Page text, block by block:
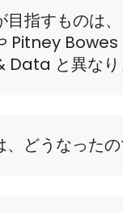
指すものは、
Pitney Bowes
と異なり
どうなった